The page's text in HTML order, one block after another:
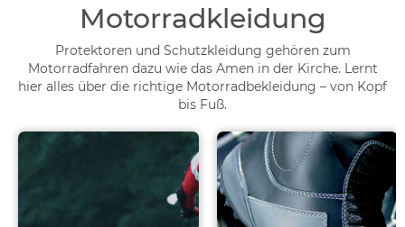
Motorradkleidung
Protektoren und Schutzkleidung gehören zum
Motorradfahren dazu wie das Amen in der Kirche. Lernt
hier alles über die richtige Motorradbekleidung – von Kopf
bis Fuß.